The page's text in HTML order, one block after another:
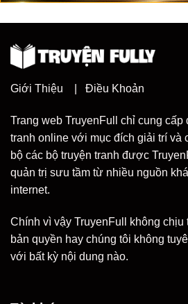
Giới Thiệu Điều Khoản
Trang web TruyenFull chỉ cung cấp
tranh online với mục đích giải trí và
bộ các bộ truyện tranh được
quản trị sưu tầm từ nhiều nguồn
internet.
Chính vì vậy TruyenFull không chịu
bản quyền hay chúng tôi không
với bất kỳ nội dung nào.